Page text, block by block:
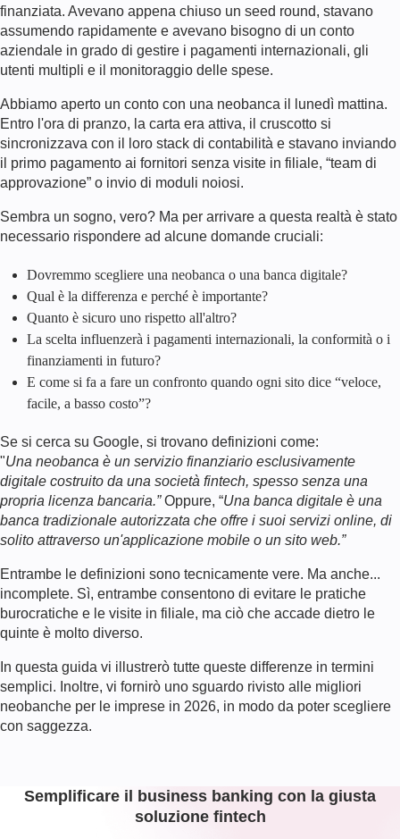
finanziata. Avevano appena chiuso un seed round, stavano
assumendo rapidamente e avevano bisogno di un conto
aziendale in grado di gestire i pagamenti internazionali, gli
utenti multipli e il monitoraggio delle spese.
Abbiamo aperto un conto con una neobanca il lunedì mattina.
Entro l'ora di pranzo, la carta era attiva, il cruscotto si
sincronizzava con il loro stack di contabilità e stavano inviando
il primo pagamento ai fornitori senza visite in filiale, “team di
approvazione” o invio di moduli noiosi.
Sembra un sogno, vero? Ma per arrivare a questa realtà è stato
necessario rispondere ad alcune domande cruciali:
Dovremmo scegliere una neobanca o una banca digitale?
Qual è la differenza e perché è importante?
Quanto è sicuro uno rispetto all'altro?
La scelta influenzerà i pagamenti internazionali, la conformità o i
finanziamenti in futuro?
E come si fa a fare un confronto quando ogni sito dice “veloce,
facile, a basso costo”?
Se si cerca su Google, si trovano definizioni come:
"Una neobanca è un servizio finanziario esclusivamente
digitale costruito da una società fintech, spesso senza una
propria licenza bancaria.”Oppure, “Una banca digitale è una
banca tradizionale autorizzata che offre i suoi servizi online, di
solito attraverso un'applicazione mobile o un sito web.”
Entrambe le definizioni sono tecnicamente vere. Ma anche...
incomplete. Sì, entrambe consentono di evitare le pratiche
burocratiche e le visite in filiale, ma ciò che accade dietro le
quinte è molto diverso.
In questa guida vi illustrerò tutte queste differenze in termini
semplici. Inoltre, vi fornirò uno sguardo rivisto alle migliori
neobanche per le imprese in 2026, in modo da poter scegliere
con saggezza.
Semplificare il business banking con la giusta
soluzione fintech